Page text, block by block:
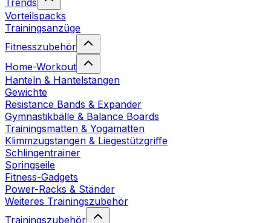
Trends
Vorteilspacks
Trainingsanzüge
Fitnesszubehör
Home-Workout
Hanteln & Hantelstangen
Gewichte
Resistance Bands & Expander
Gymnastikbälle & Balance Boards
Trainingsmatten & Yogamatten
Klimmzugstangen & Liegestützgriffe
Schlingentrainer
Springseile
Fitness-Gadgets
Power-Racks & Ständer
Weiteres Trainingszubehör
Trainingszubehör